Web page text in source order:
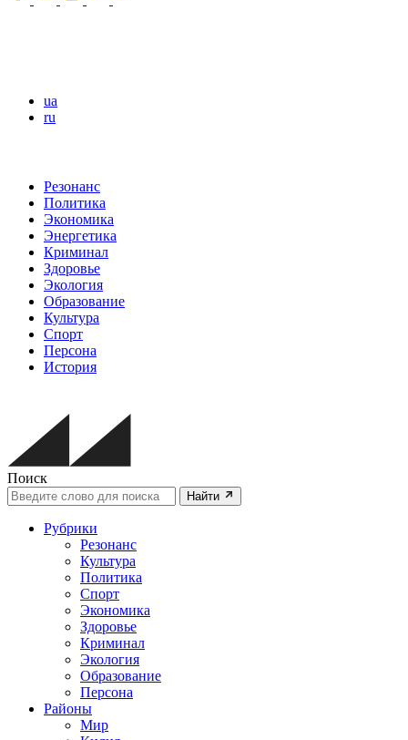
ua
ru
Резонанс
Политика
Экономика
Энергетика
Криминал
Здоровье
Экология
Образование
Культура
Спорт
Персона
История
Поиск
Найти
Рубрики
Резонанс
Культура
Политика
Спорт
Экономика
Здоровье
Криминал
Экология
Образование
Персона
Районы
Мир